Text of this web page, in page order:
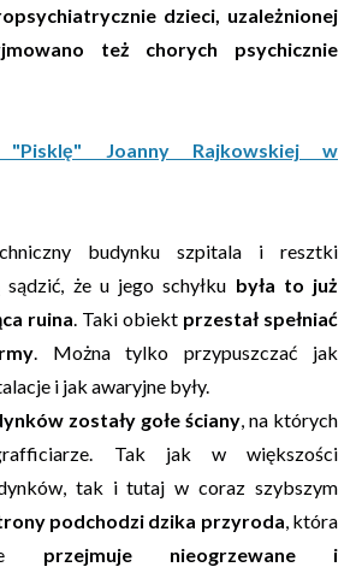
dzieci, uzależnionej
też chorych psychicznie
Joanny Rajkowskiej w
budynku szpitala i resztki
sądzić, że u jego schyłku była to już
ruina. Taki obiekt przestał spełniać
. Można tylko przypuszczać jak
i jak awaryjne były.
zostały gołe ściany, na których
Tak jak w większości
tak i tutaj w coraz szybszym
podchodzi dzika przyroda, która
przejmuje nieogrzewane i